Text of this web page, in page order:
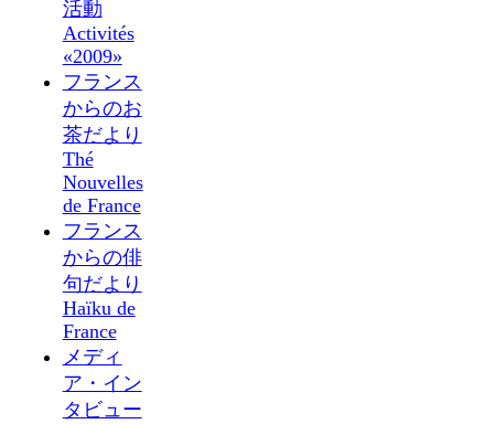
活動
Activités
«2009»
フランス
からのお
茶だより
Thé
Nouvelles
de France
フランス
からの俳
句だより
Haïku de
France
メディ
ア・イン
タビュー